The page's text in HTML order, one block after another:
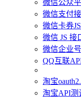
微信公众
微信支付
微信卡券
微信 JS 接
微信企业
QQ互联
淘宝
淘宝API测